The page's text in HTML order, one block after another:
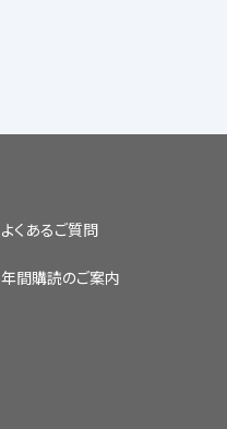
よくあるご質問
年間購読のご案内